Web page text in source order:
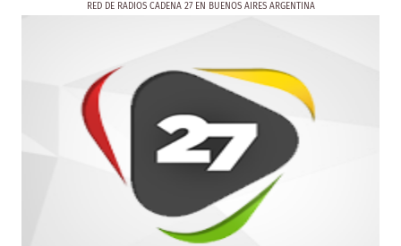
RED DE RADIOS CADENA 27 EN BUENOS AIRES ARGENTINA